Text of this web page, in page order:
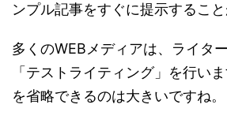
ンプル記事をすぐに提示すること
多くのWEBメディアは、ライタ
「テストライティング」を行い
を省略できるのは大きいですね。